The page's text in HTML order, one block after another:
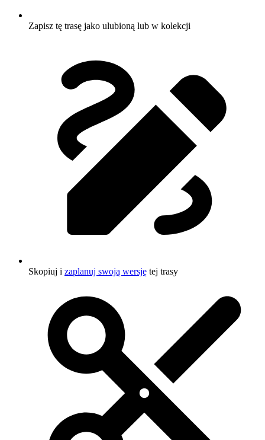
Zapisz tę trasę jako ulubioną lub w kolekcji
Skopiuj i zaplanuj swoją wersję tej trasy